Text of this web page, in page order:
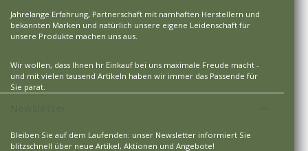
Jahrelange Erfahrung, Partnerschaft mit namhaften Herstellern und
bekannten Marken und natürlich unsere eigene Leidenschaft für
unsere Produkte machen uns aus.
Wir wollen, dass Ihnen hr Einkauf bei uns maximale Freude macht -
und mit vielen tausend Artikeln haben wir immer das Passende für
Sie parat.
Bleiben Sie auf dem Laufenden: unser Newsletter informiert Sie
blitzschnell über neue Artikel, Aktionen und Angebote!